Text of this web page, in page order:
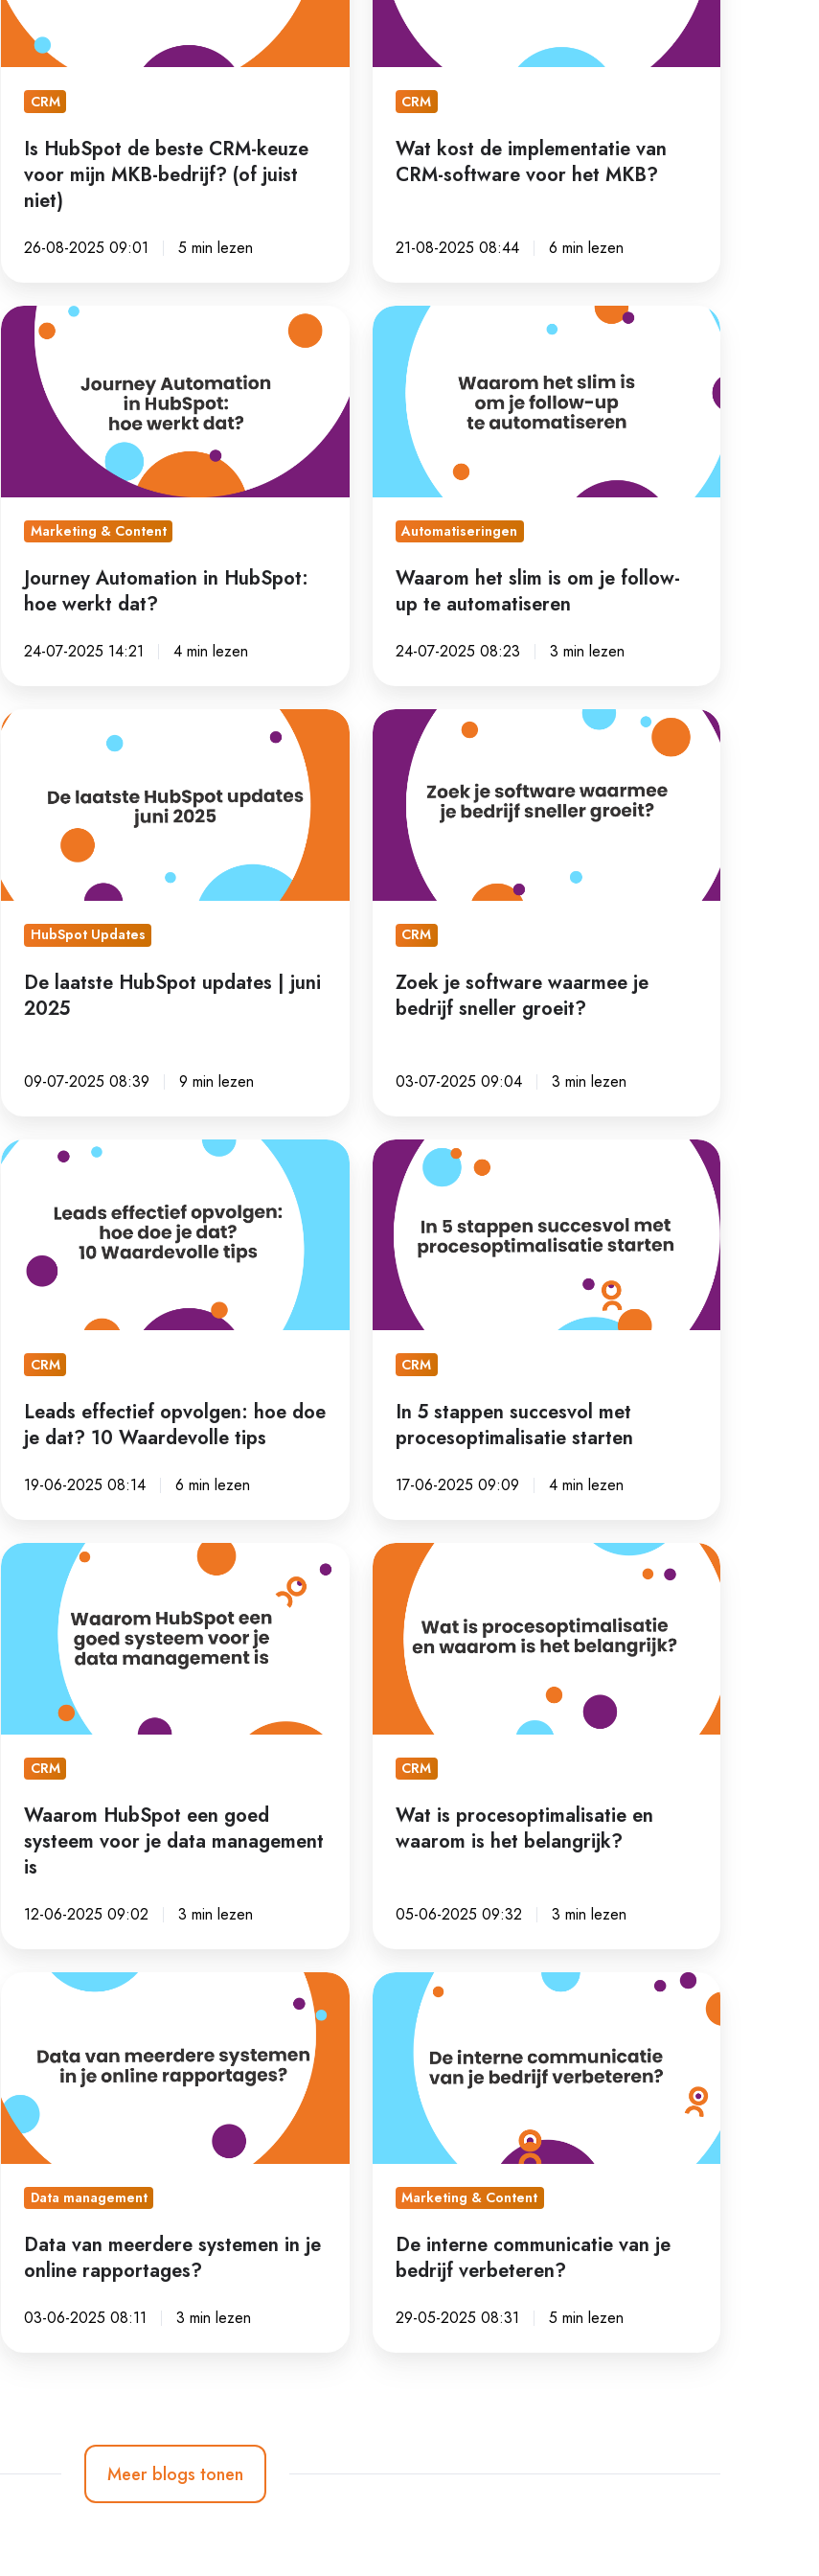
keuze
voor
MKB-
juist
niet)
CRM
Is HubSpot de beste CRM-keuze
voor mijn MKB-bedrijf? (of juist
niet)
26-08-2025 09:01 5 min lezen
CRM-
software
CRM
Wat kost de implementatie van
CRM-software voor het MKB?
21-08-2025 08:44 6 min lezen
Journey
Automation
HubSpot:
Marketing & Content
Journey Automation in HubSpot:
hoe werkt dat?
24-07-2025 14:21 4 min lezen
Waarom
Automatiseringen
Waarom het slim is om je follow-
up te automatiseren
24-07-2025 08:23 3 min lezen
De
updates
2025
HubSpot Updates
De laatste HubSpot updates | juni
2025
09-07-2025 08:39 9 min lezen
Zoek
software
waarmee
bedrijf
CRM
Zoek je software waarmee je
bedrijf sneller groeit?
03-07-2025 09:04 3 min lezen
Leads
opvolgen:
doe
Waardevolle
CRM
Leads effectief opvolgen: hoe doe
je dat? 10 Waardevolle tips
19-06-2025 08:14 6 min lezen
In
stappen
succesvol
met
procesoptimalisatie
starten
CRM
In 5 stappen succesvol met
procesoptimalisatie starten
17-06-2025 09:09 4 min lezen
Waarom
HubSpot
systeem
management
CRM
Waarom HubSpot een goed
systeem voor je data management
is
12-06-2025 09:02 3 min lezen
Wat
procesoptimalisatie
waarom
CRM
Wat is procesoptimalisatie en
waarom is het belangrijk?
05-06-2025 09:32 3 min lezen
systemen
in
je
online
Data management
Data van meerdere systemen in je
online rapportages?
03-06-2025 08:11 3 min lezen
De
interne
communicatie
verbeteren?
Marketing & Content
De interne communicatie van je
bedrijf verbeteren?
29-05-2025 08:31 5 min lezen
Meer blogs tonen